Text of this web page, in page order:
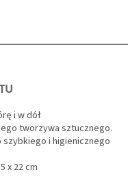
i w dół
tworzywa sztucznego.
szybkiego i higienicznego
x 22 cm